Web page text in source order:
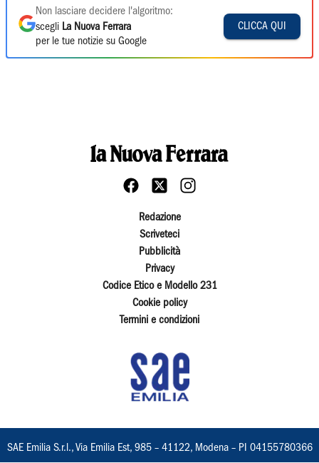
Non lasciare decidere l'algoritmo:
scegli La Nuova Ferrara
per le tue notizie su Google
CLICCA QUI
Redazione
Scriveteci
Pubblicità
Privacy
Codice Etico e Modello 231
Cookie policy
Termini e condizioni
SAE Emilia S.r.l., Via Emilia Est, 985 – 41122, Modena – PI 04155780366